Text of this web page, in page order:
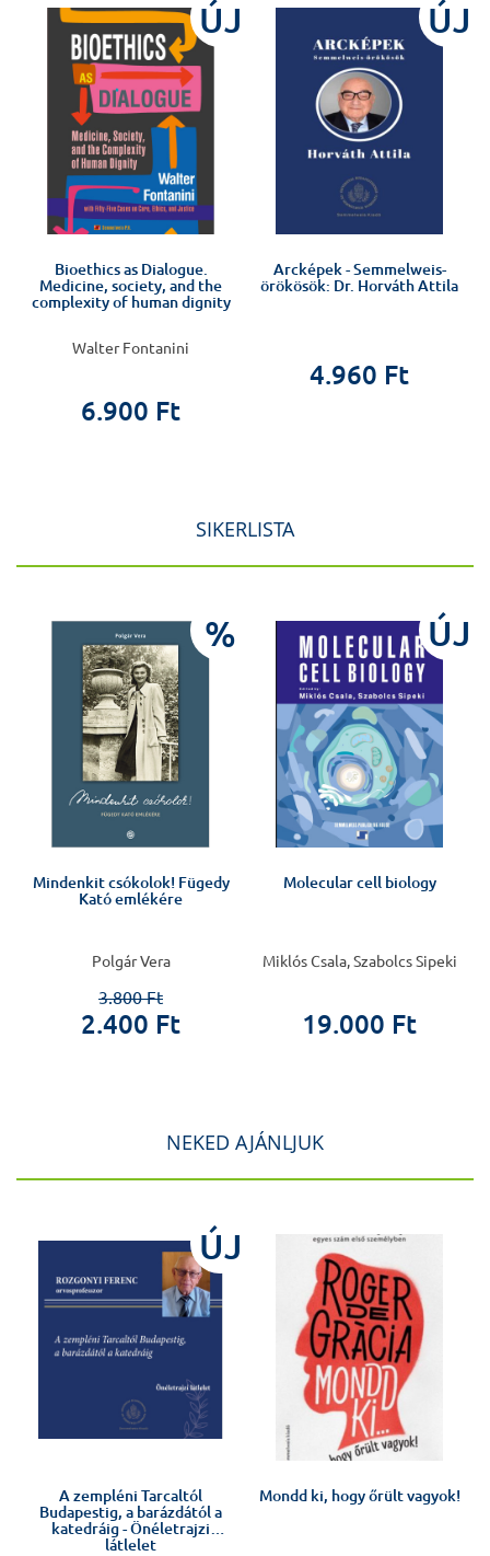
ÚJ
Bioethics as Dialogue.
Medicine, society, and the
complexity of human dignity
Walter Fontanini
6.900 Ft
ÚJ
Arcképek - Semmelweis-
örökösök: Dr. Horváth Attila
4.960 Ft
SIKERLISTA
%
Mindenkit csókolok! Fügedy
Kató emlékére
Polgár Vera
3.800 Ft
2.400 Ft
ÚJ
Molecular cell biology
Miklós Csala, Szabolcs Sipeki
19.000 Ft
NEKED AJÁNLJUK
ÚJ
A zempléni Tarcaltól
Budapestig, a barázdától a
katedráig - Önéletrajzi
látlelet
Mondd ki, hogy őrült vagyok!